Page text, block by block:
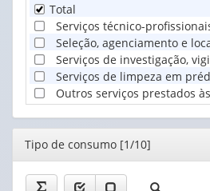
Total
Serviços técnico-
Seleção, agenciamento e
Serviços de investigação,
Serviços de limpeza em
Outros serviços prestados
Editor
Tipo de consumo [1/10]